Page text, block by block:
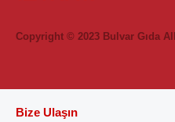
Copyright © 2023 Bulvar Gıda
Bize Ulaşın